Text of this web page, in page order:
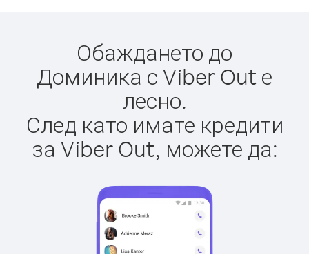
Обаждането до
Доминика с Viber Out е
лесно.
След като имате кредити
за Viber Out, можете да: